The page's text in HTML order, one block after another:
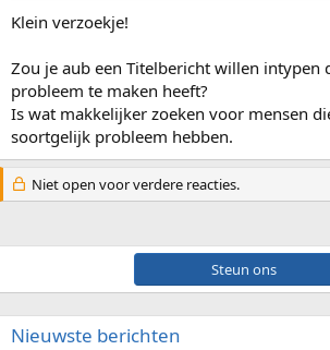
Klein verzoekje!
Zou je aub een Titelbericht willen intypen
probleem te maken heeft?
Is wat makkelijker zoeken voor mensen
soortgelijk probleem hebben.
Niet open voor verdere reacties.
Steun
Nieuwste berichten